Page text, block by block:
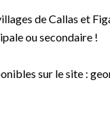
de Callas et
ou secondaire !
sur le site :